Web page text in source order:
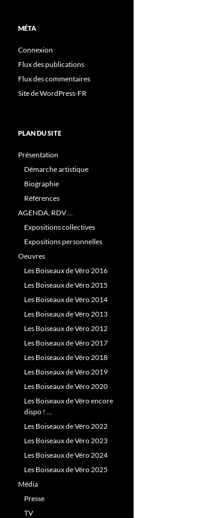
MÉTA
Connexion
Flux des publications
Flux des commentaires
Site de WordPress-FR
PLAN DU SITE
Présentation
Démarche artistique
Biographie
Références
AGENDA, RDV …
Expositions collectives
Expositions personnelles
Oeuvres
Les Boiseaux de Véro 2016
Les Boiseaux de Véro 2015
Les Boiseaux de Véro 2014
Les Boiseaux de Véro 2013
Les Boiseaux de Véro 2012
Les Boiseaux de Véro 2017
Les Boiseaux de Véro 2018
Les Boiseaux de Véro 2019
Les Boiseaux de Véro 2020
Les Boiseaux de Véro encore
dispo ! …
Les Boiseaux de Véro 2022
Les Boiseaux de Véro 2023
Les Boiseaux de Véro 2024
Les Boiseaux de Véro 2025
Média
Presse
TV